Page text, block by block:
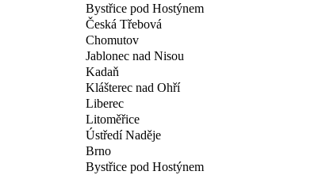
Bystřice pod Hostýnem
Česká Třebová
Chomutov
Jablonec nad Nisou
Kadaň
Klášterec nad Ohří
Liberec
Litoměřice
Ústředí Naděje
Brno
Bystřice pod Hostýnem